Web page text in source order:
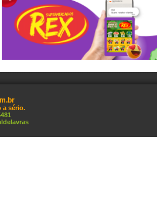
a sério.